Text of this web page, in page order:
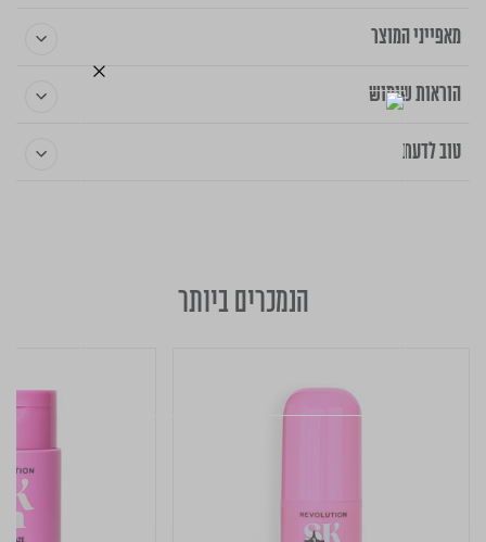
מאפייני המוצר
הוראות שימוש
טוב לדעת
הנמכרים ביותר